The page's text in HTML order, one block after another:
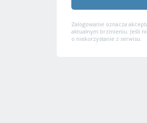
Zalogowanie oznacza
aktualnym brzmieniu. Jeśli
o niekorzystanie z serwisu.